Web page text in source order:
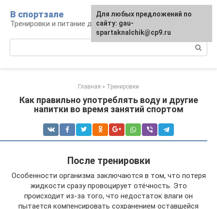
контенту
В спортзале
Тренировки и питание для здоровья
Главная » Тренировки
Как правильно употреблять воду и другие
напитки во время занятий спортом
После тренировки
Особенности организма заключаются в том, что потеря
жидкости сразу провоцирует отёчность. Это
происходит из-за того, что недостаток влаги он
пытается компенсировать сохранением оставшейся
Для любых предложений по
сайту: gau-
spartaknalchik@cp9.ru